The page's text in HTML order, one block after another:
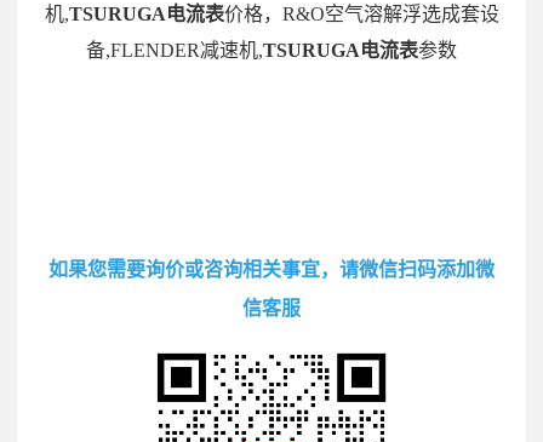
机,TSURUGA电流表价格，R&O空气溶解浮选成套设
备,FLENDER减速机,TSURUGA电流表参数
如果您需要询价或咨询相关事宜，请微信扫码添加微
信客服